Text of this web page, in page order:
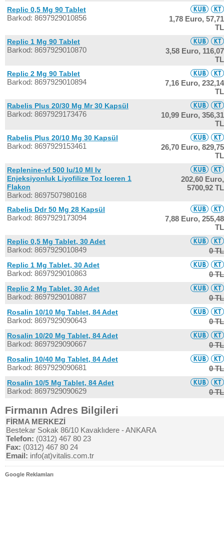
Replic 0,5 Mg 90 Tablet
Barkod: 8697929010856 1,78 Euro, 57,71
TL
Replic 1 Mg 90 Tablet
Barkod: 8697929010870 3,58 Euro, 116,07
TL
Replic 2 Mg 90 Tablet
Barkod: 8697929010894 7,16 Euro, 232,14
TL
Rabelis Plus 20/30 Mg Mr 30 Kapsül
Barkod: 8697929173476 10,99 Euro, 356,31
TL
Rabelis Plus 20/10 Mg 30 Kapsül
Barkod: 8697929153461 26,70 Euro, 829,75
TL
Replenine-vf 500 Iu/10 Ml Iv
Enjeksiyonluk Liyofilize Toz Iceren 1
Flakon
Barkod: 8697507980168
202,60 Euro,
5700,92 TL
Rabelis Ddr 50 Mg 28 Kapsül
Barkod: 8697929173094 7,88 Euro, 255,48
TL
Replic 0,5 Mg Tablet, 30 Adet
Barkod: 8697929010849 0 TL
Replic 1 Mg Tablet, 30 Adet
Barkod: 8697929010863 0 TL
Replic 2 Mg Tablet, 30 Adet
Barkod: 8697929010887 0 TL
Rosalin 10/10 Mg Tablet, 84 Adet
Barkod: 8697929090643 0 TL
Rosalin 10/20 Mg Tablet, 84 Adet
Barkod: 8697929090667 0 TL
Rosalin 10/40 Mg Tablet, 84 Adet
Barkod: 8697929090681 0 TL
Rosalin 10/5 Mg Tablet, 84 Adet
Barkod: 8697929090629 0 TL
Firmanın Adres Bilgileri
FİRMA MERKEZİ
Bestekar Sokak 86/10 Kavaklıdere - ANKARA
Telefon: (0312) 467 80 23
Fax: (0312) 467 80 24
Email: info(at)vitalis.com.tr
Google Reklamları